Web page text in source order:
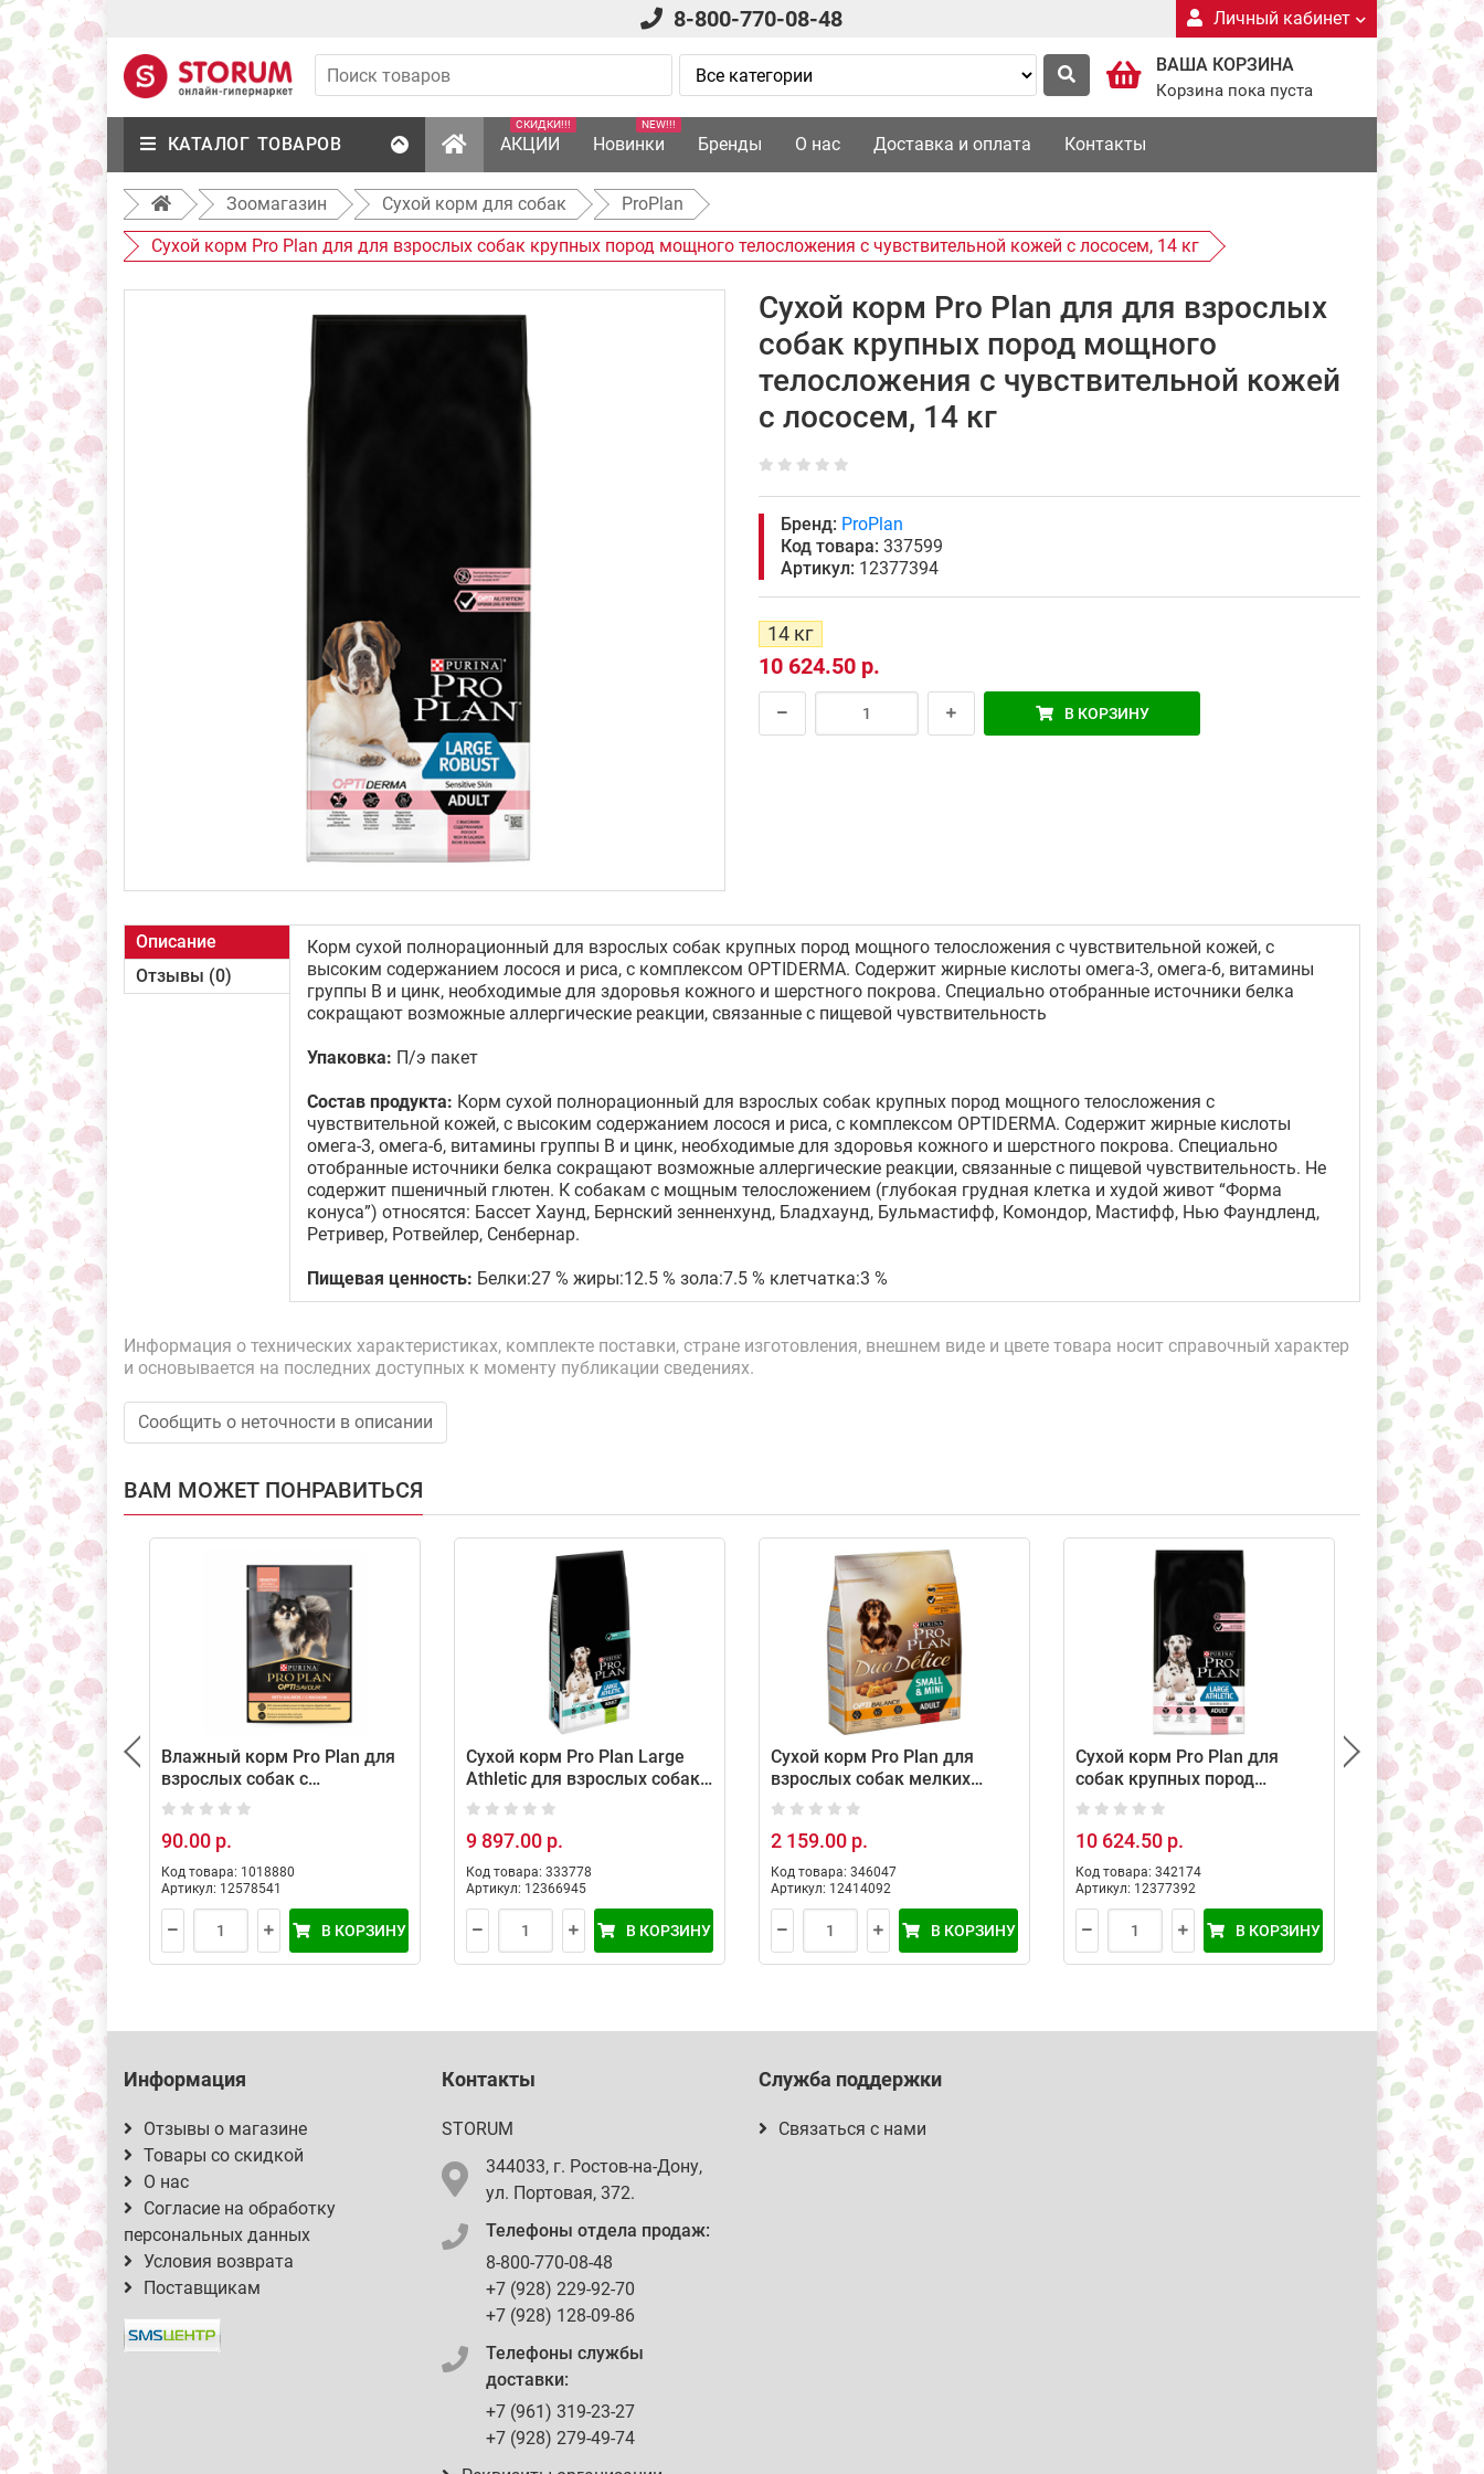
8-800-770-08-48 Личный кабинет
ВАША КОРЗИНА
Корзина пока пуста
КАТАЛОГ ТОВАРОВ АКЦИИ
СКИДКИ!!!
Новинки
NEW!!!
Бренды О нас Доставка и оплата Контакты
Зоомагазин Сухой корм для собак
ProPlan
Сухой корм Pro Plan для для взрослых собак крупных пород мощного телосложения с чувствительной кожей с лососем, 14 кг
Сухой корм Pro Plan для для взрослых
собак крупных пород мощного
телосложения с чувствительной кожей
с лососем, 14 кг
Бренд: ProPlan
Код товара: 337599
Артикул: 12377394
14 кг
10 624.50 р.
В КОРЗИНУ
Описание
Отзывы (0)
Корм сухой полнорационный для взрослых собак крупных пород мощного телосложения с чувствительной кожей, с
высоким содержанием лосося и риса, с комплексом OPTIDERMA. Содержит жирные кислоты омега-3, омега-6, витамины
группы В и цинк, необходимые для здоровья кожного и шерстного покрова. Специально отобранные источники белка
сокращают возможные аллергические реакции, связанные с пищевой чувствительность
Упаковка: П/э пакет
Состав продукта: Корм сухой полнорационный для взрослых собак крупных пород мощного телосложения с
чувствительной кожей, с высоким содержанием лосося и риса, с комплексом OPTIDERMA. Содержит жирные кислоты
омега-3, омега-6, витамины группы В и цинк, необходимые для здоровья кожного и шерстного покрова. Специально
отобранные источники белка сокращают возможные аллергические реакции, связанные с пищевой чувствительность. Не
содержит пшеничный глютен. К собакам с мощным телосложением (глубокая грудная клетка и худой живот “Форма
конуса”) относятся: Бассет Хаунд, Бернский зенненхунд, Бладхаунд, Бульмастифф, Комондор, Мастифф, Нью Фаундленд,
Ретривер, Ротвейлер, Сенбернар.
Пищевая ценность: Белки:27 % жиры:12.5 % зола:7.5 % клетчатка:3 %
Информация о технических характеристиках, комплекте поставки, стране изготовления, внешнем виде и цвете товара носит справочный характер
и основывается на последних доступных к моменту публикации сведениях.
Сообщить о неточности в описании
ВАМ МОЖЕТ ПОНРАВИТЬСЯ
Влажный корм Pro Plan для
взрослых собак с
чувствительным
соусе, 85 г
90.00 р.
Код товара: 1018880
Артикул: 12578541
В КОРЗИНУ
Сухой корм Pro Plan Large
Athletic для взрослых собак
крупных пород мощного
чувствительной кожей, с
ягненком, 14 кг
9 897.00 р.
Код товара: 333778
Артикул: 12366945
В КОРЗИНУ
Сухой корм Pro Plan для
взрослых собак мелких
пород с говядиной, 2.5 кг
2 159.00 р.
Код товара: 346047
Артикул: 12414092
В КОРЗИНУ
Сухой корм Pro Plan для
собак крупных пород
атлетически сложенных с
лососем, 14 кг
10 624.50 р.
Код товара: 342174
Артикул: 12377392
В КОРЗИНУ
Сухой корм
взрослых
крупных
рисом, 3.8
1 839.50 р.
Код товара:
Артикул:
Информация
Отзывы о магазине
Товары со скидкой
О нас
Согласие на обработку
персональных данных
Условия возврата
Поставщикам
Контакты
STORUM
344033, г. Ростов-на-Дону,
ул. Портовая, 372.
Телефоны отдела продаж:
8-800-770-08-48
+7 (928) 229-92-70
+7 (928) 128-09-86
Телефоны службы
доставки:
+7 (961) 319-23-27
+7 (928) 279-49-74
Служба поддержки
Связаться с нами